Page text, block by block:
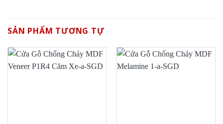
SẢN PHẨM TƯƠNG TỰ